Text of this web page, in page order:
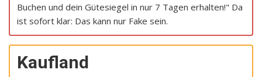
Buchen und dein Gütesiegel in nur 7 Tagen erhalten!" Da
ist sofort klar: Das kann nur Fake sein.
Kaufland